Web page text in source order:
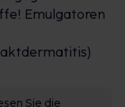
Emulgatoren
Sie die